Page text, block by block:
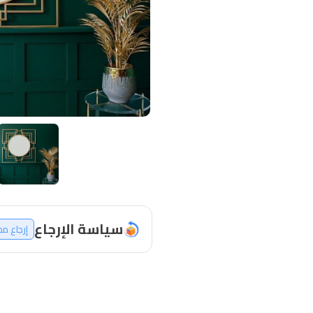
سياسة الإرجاع إرجاع